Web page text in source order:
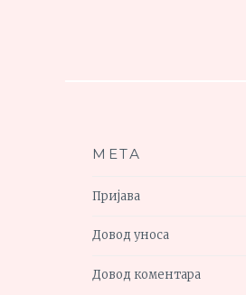
МЕТА
Пријава
Довод уноса
Довод коментара